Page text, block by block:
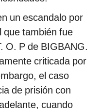
un escandalo por
que también fue
O. P de BIGBANG.
criticada por
el caso
de prisión con
cuando